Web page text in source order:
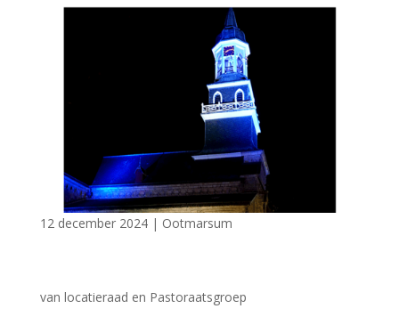
12 december 2024| Ootmarsum
van locatieraad en Pastoraatsgroep